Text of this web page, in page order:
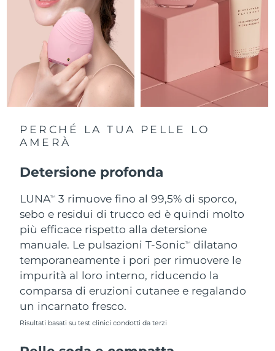
PERCHÉ LA TUA PELLE LO
AMERÀ
Detersione profonda
LUNATM
3 rimuove fino al 99,5% di sporco,
sebo e residui di trucco ed è quindi molto
più efficace rispetto alla detersione
manuale. Le pulsazioni T-SonicTM
dilatano
temporaneamente i pori per rimuovere le
impurità al loro interno, riducendo la
comparsa di eruzioni cutanee e regalando
un incarnato fresco.
Risultati basati su test clinici condotti da terzi
Slovacchia 8/8/26
Slovenia 8/8/26
Sudafrica Consegna stimata 8/16/26
Spagna
Svezia Consegna stimata
Svizzera Consegna stimata8/8/26
Taiwan Consegna stimata
Thailandia Consegna stimata8/12/26
Turchia Consegna stimata 8/9/26
Emirati Arabi Uniti
Regno Unito